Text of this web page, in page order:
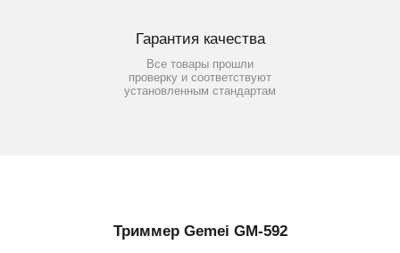
Гарантия качества
Все товары прошли
проверку и соответствуют
установленным стандартам
Триммер Gemei GM-592